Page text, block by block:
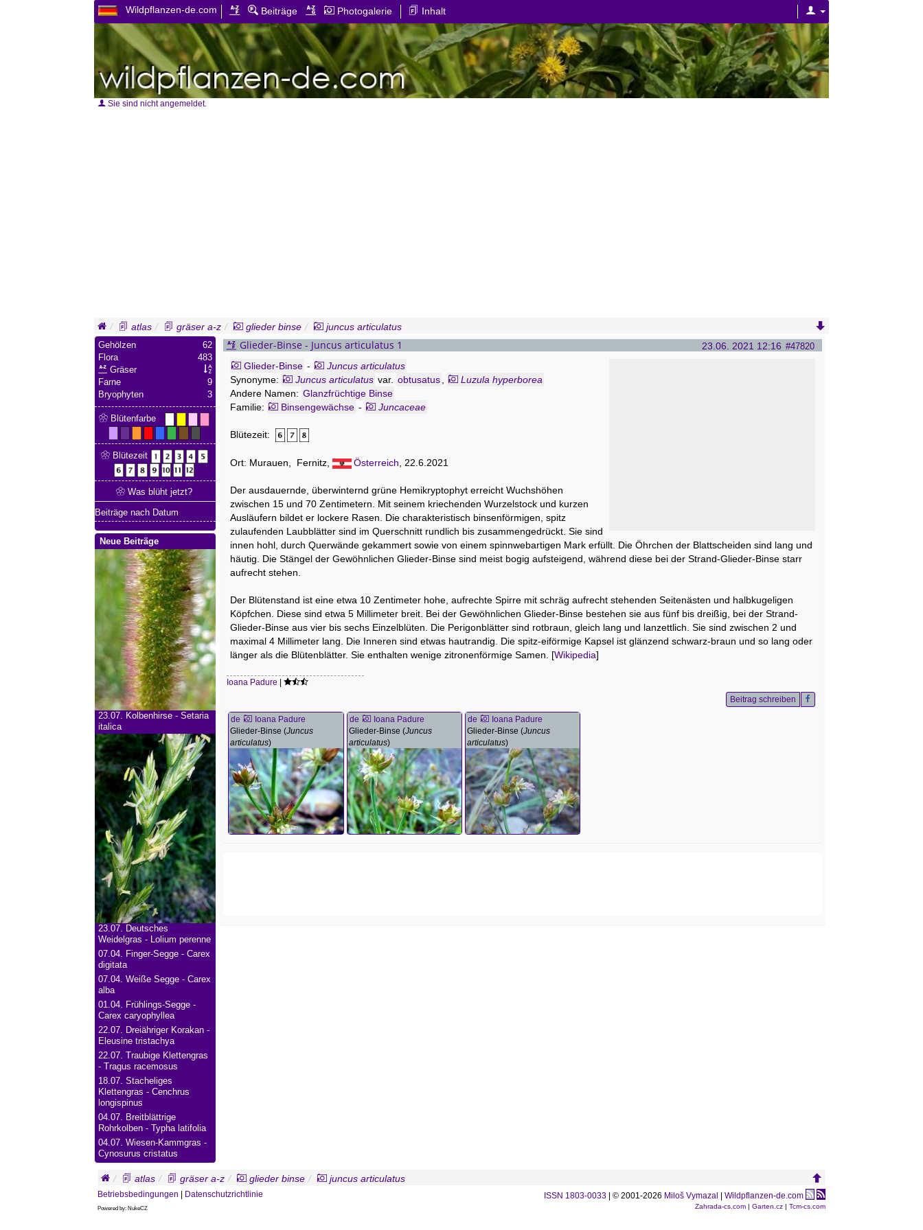
Wildpflanzen-de.com Beiträge Photogalerie Inhalt
Sie sind nicht angemeldet.
atlas gräser a-z glieder binse
juncus articulatus
23.06. 2021 12:16 #47820
Glieder-Binse - Juncus articulatus 1
Glieder-Binse -
Juncus articulatus
Synonyme:
Juncus articulatus var. obtusatus
Luzula hyperborea
Andere Namen: Glanzfrüchtige Binse
Familie:
Binsengewächse - Juncaceae
Blütezeit:
Ort: Murauen, Fernitz, Österreich , 22.6.2021
Der ausdauernde, überwinternd grüne Hemikryptophyt erreicht Wuchshöhen
zwischen 15 und 70 Zentimetern. Mit seinem kriechenden Wurzelstock und kurzen
Ausläufern bildet er lockere Rasen. Die charakteristisch binsenförmigen, spitz
zulaufenden Laubblätter sind im Querschnitt rundlich bis zusammengedrückt. Sie sind
innen hohl, durch Querwände gekammert sowie von einem spinnwebartigen Mark erfüllt. Die Öhrchen der Blattscheiden sind lang und
häutig. Die Stängel der Gewöhnlichen Glieder-Binse sind meist bogig aufsteigend, während diese bei der Strand-Glieder-Binse starr
aufrecht stehen.
Der Blütenstand ist eine etwa 10 Zentimeter hohe, aufrechte Spirre mit schräg aufrecht stehenden Seitenästen und halbkugeligen
Köpfchen. Diese sind etwa 5 Millimeter breit. Bei der Gewöhnlichen Glieder-Binse bestehen sie aus fünf bis dreißig, bei der Strand-
Glieder-Binse aus vier bis sechs Einzelblüten. Die Perigonblätter sind rotbraun, gleich lang und lanzettlich. Sie sind zwischen 2 und
maximal 4 Millimeter lang. Die Inneren sind etwas hautrandig. Die spitz-eiförmige Kapsel ist glänzend schwarz-braun und so lang oder
länger als die Blütenblätter. Sie enthalten wenige zitronenförmige Samen. [Wikipedia]
Ioana Padure |
Beitrag schreiben
de
Ioana Padure
Glieder-Binse (Juncus
articulatus)
de
Ioana Padure
Glieder-Binse (Juncus
articulatus)
de
Ioana Padure
Glieder-Binse (Juncus
articulatus)
62
Gehölzen
483
Flora
Gräser
9
Farne
3
Bryophyten
Blütenfarbe
Blütezeit
Was blüht jetzt?
Beiträge nach Datum
Neue Beiträge
23.07. Kolbenhirse - Setaria
italica
23.07. Deutsches
Weidelgras - Lolium perenne
07.04. Finger-Segge - Carex
digitata
07.04. Weiße Segge - Carex
alba
01.04. Frühlings-Segge -
Carex caryophyllea
22.07. Dreiähriger Korakan -
Eleusine tristachya
22.07.
Traubige Klettengras
- Tragus racemosus
18.07. Stacheliges
Klettengras - Cenchrus
longispinus
04.07. Breitblättrige
Rohrkolben - Typha latifolia
04.07. Wiesen-Kammgras -
Cynosurus cristatus
atlas gräser a-z glieder binse juncus articulatus
ISSN 1803-0033 | © 2001-2026 Miloš Vymazal Wildpflanzen-de.com
Betriebsbedingungen Datenschutzrichtlinie
Zahrada-cs.com | Garten.cz | Tcm-cs.com
Powered by: NukeCZ